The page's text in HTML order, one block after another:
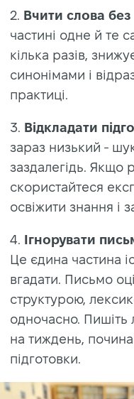
2. Вчити слова без
частині одне й те
кілька разів,
синонімами і
практиці.
3. Відкладати
зараз низький -
заздалегідь. Якщо
скористайтеся
освіжити знання і
4. Ігнорувати
Це єдина частина
вгадати. Письмо
структурою,
одночасно. Пишіть
на тиждень,
підготовки.